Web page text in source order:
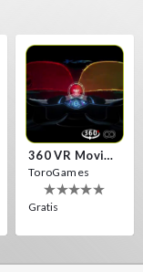
360 VR Movie Experience
ToroGames
Gratis